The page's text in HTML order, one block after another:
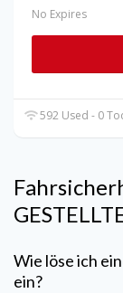
No Expires
592 Used - 0
Wie löse ich
ein?